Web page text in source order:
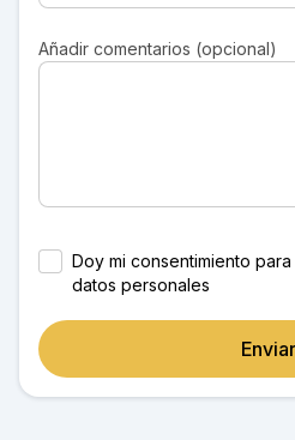
Añadir comentarios (opcional)
Doy mi consentimiento
datos personales
Enviar